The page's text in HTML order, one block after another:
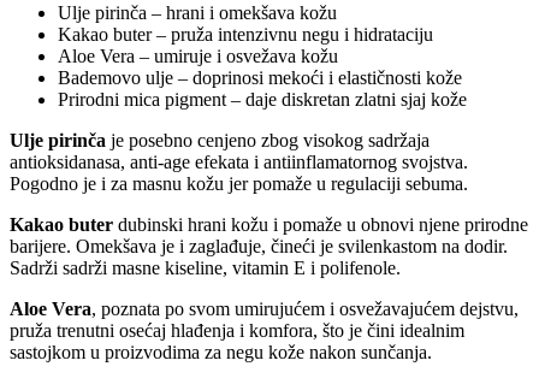
Ulje pirinča – hrani i omekšava kožu
Kakao buter – pruža intenzivnu negu i hidrataciju
Aloe Vera – umiruje i osvežava kožu
Bademovo ulje – doprinosi mekoći i elastičnosti kože
Prirodni mica pigment – daje diskretan zlatni sjaj kože
Ulje pirinča je posebno cenjeno zbog visokog sadržaja
antioksidanasa, anti-age efekata i antiinflamatornog svojstva.
Pogodno je i za masnu kožu jer pomaže u regulaciji sebuma.
Kakao buter dubinski hrani kožu i pomaže u obnovi njene prirodne
barijere. Omekšava je i zaglađuje, čineći je svilenkastom na dodir.
Sadrži sadrži masne kiseline, vitamin E i polifenole.
Aloe Vera, poznata po svom umirujućem i osvežavajućem dejstvu,
pruža trenutni osećaj hlađenja i komfora, što je čini idealnim
sastojkom u proizvodima za negu kože nakon sunčanja.